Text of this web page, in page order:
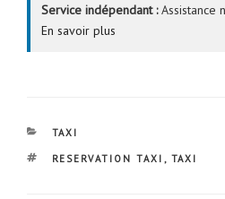
Service indépendant :Assistance
En savoir plus
CATÉGORIES
TAXI
ÉTIQUETTES
RESERVATION TAXI , TAXI